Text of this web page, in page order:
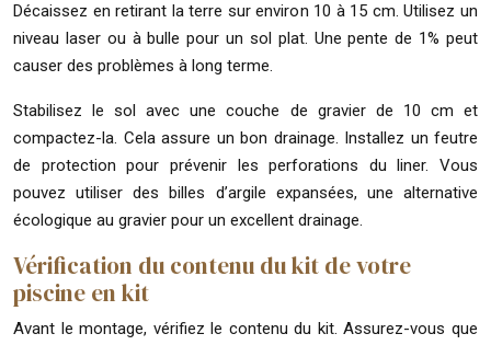
Décaissez en retirant la terre sur environ 10 à 15 cm. Utilisez un
niveau laser ou à bulle pour un sol plat. Une pente de 1% peut
causer des problèmes à long terme.
Stabilisez le sol avec une couche de gravier de 10 cm et
compactez-la. Cela assure un bon drainage. Installez un feutre
de protection pour prévenir les perforations du liner. Vous
pouvez utiliser des billes d’argile expansées, une alternative
écologique au gravier pour un excellent drainage.
Vérification du contenu du kit de votre
piscine en kit
Avant le montage, vérifiez le contenu du kit. Assurez-vous que